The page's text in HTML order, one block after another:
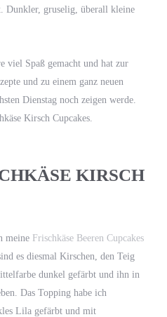
Dunkler, gruselig, überall kleine
viel Spaß gemacht und hat zur
und zu einem ganz neuen
Dienstag noch zeigen werde.
Kirsch Cupcakes.
KIRSCH
meine Frischkäse Beeren Cupcakes
es diesmal Kirschen, den Teig
dunkel gefärbt und ihn in
Das Topping habe ich
Lila gefärbt und mit